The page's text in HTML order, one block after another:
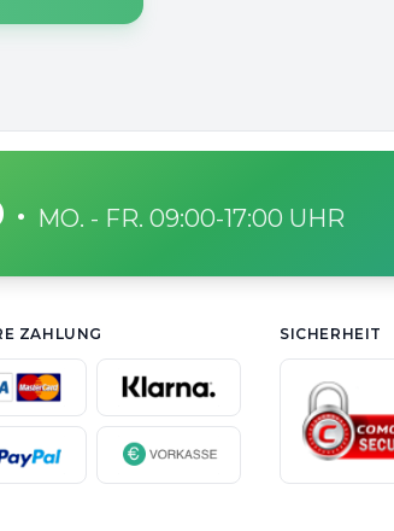
· MO. - FR. 09:00-17:00 UHR
ZAHLUNG SICHERHEIT